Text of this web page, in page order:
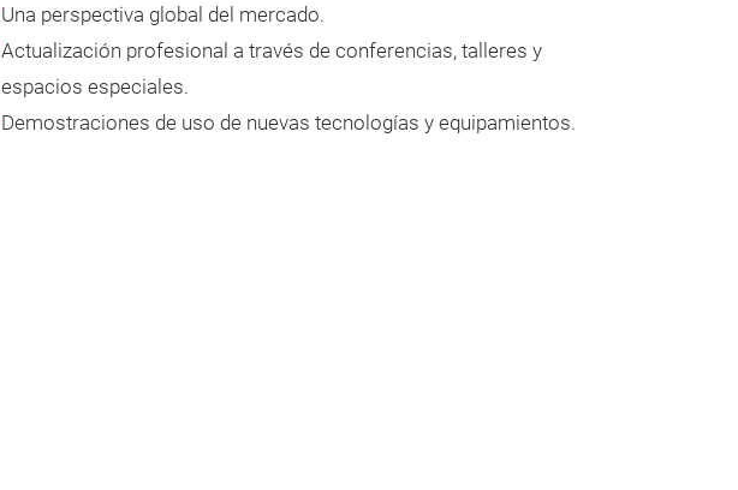
Una perspectiva global del mercado.
Actualización profesional a través de conferencias, talleres y
espacios especiales.
Demostraciones de uso de nuevas tecnologías y equipamientos.